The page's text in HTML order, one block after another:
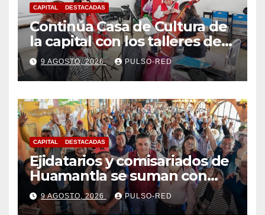
CAPITAL DESTACADAS
Continúa Casa de Cultura de
la capital con los talleres de
Danzas Polinesias y
Violoncello; las inscripciones
siguen abiertas
9 AGOSTO, 2026 PULSO-RED
CAPITAL DESTACADAS
Ejidatarios y comisariados de
Huamantla se suman con
Alfonso Sánchez, respaldan
su proyecto de defensa
9 AGOSTO, 2026 PULSO-RED